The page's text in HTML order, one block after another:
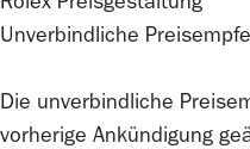
Rolex Preisgestaltung
Unverbindliche
Die unverbindliche
vorherige Ankündigung